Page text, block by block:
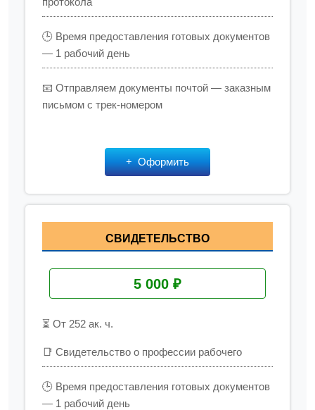
🕒 Время предоставления готовых документов
— 1 рабочий день
📧 Отправляем документы почтой — заказным
письмом с трек-номером
Оформить
СВИДЕТЕЛЬСТВО
5 000 ₽
⏳ От 252 ак. ч.
📑 Свидетельство о профессии рабочего
🕒 Время предоставления готовых документов
— 1 рабочий день